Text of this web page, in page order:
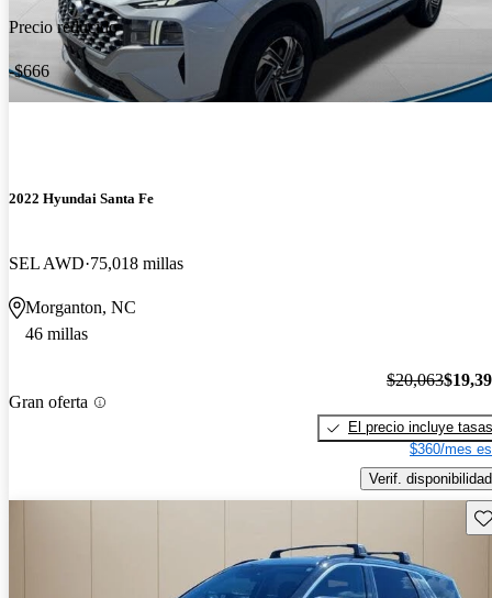
Precio reducido
-$666
2022 Hyundai Santa Fe
SEL AWD 75,018 millas
Morganton, NC
46 millas
Gran oferta
$20,063
El precio incluye tasas
$360/mes
Verif. disponibilidad